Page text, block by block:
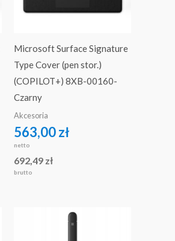
Microsoft Surface Signature
Type Cover (pen stor.)
(COPILOT+) 8XB-00160-
Czarny
Akcesoria
563,00zł
netto
692,49 zł
brutto